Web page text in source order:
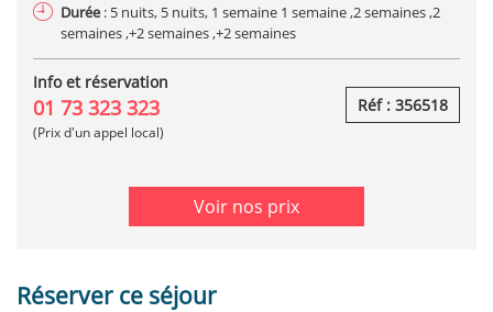
Durée : 5 nuits, 5 nuits, 1 semaine 1 semaine ,2 semaines ,2
semaines ,+2 semaines ,+2 semaines
Info et réservation
01 73 323 323
(Prix d'un appel local)
Réf : 356518
Voir nos prix
Réserver ce séjour